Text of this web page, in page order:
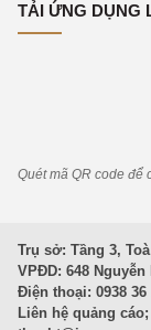
TẢI ỨNG DỤNG
Quét mã QR code để
Trụ sở: Tầng 3,
VPĐD: 648
Điện thoại: 0938 36
Liên hệ quảng